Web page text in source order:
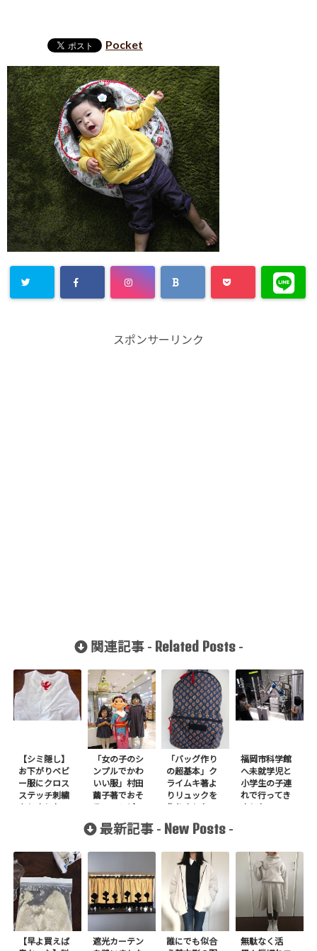
Pocket
スポンサーリンク
関連記事 - Related Posts-
【シミ隠し】
お下がりベビ
ー服にクロス
ステッチ刺繍
をしました
「女の子のシ
ンプルでかわ
いい服」村田
繭子著でおそ
ろいワンピー
ス+フレアスカ
ートを作りま
「バッグ作り
の超基本」ク
ライムキ著よ
りリュックを
作りました
福岡市科学館
へ未就学児と
小学生の子連
れで行ってき
ました2018
最新記事 - New Posts -
【早よ買えば
遮光カーテン
誰にでも似合
無駄なく活